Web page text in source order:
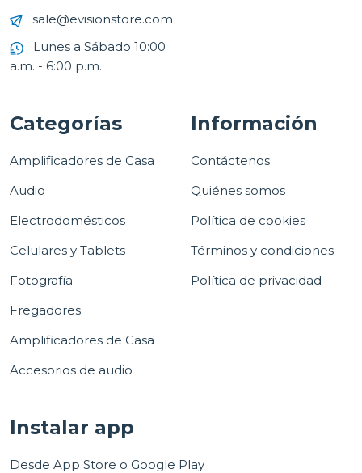
sale@evisionstore.com
Lunes a Sábado 10:00
a.m. - 6:00 p.m.
Categorías
Amplificadores de Casa
Audio
Electrodomésticos
Celulares y Tablets
Fotografía
Fregadores
Amplificadores de Casa
Accesorios de audio
Información
Contáctenos
Quiénes somos
Política de cookies
Términos y condiciones
Política de privacidad
Instalar app
Desde App Store o Google Play